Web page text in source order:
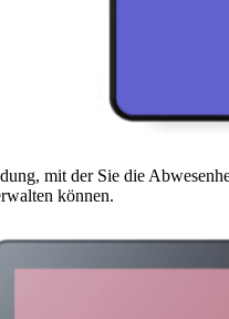
mit der Sie die
können.